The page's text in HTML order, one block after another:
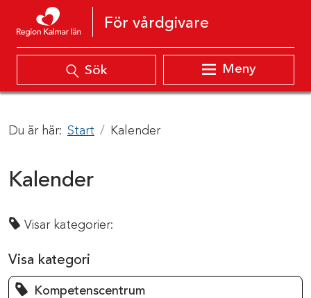
Hoppa till innehåll
För vårdgivare
Sök Meny
Du är här: Start Kalender
Kalender
Visar kategorier:
Visa kategori
Kompetenscentrum